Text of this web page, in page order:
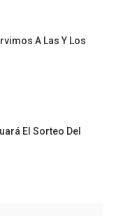
A Las Y Los
El Sorteo Del